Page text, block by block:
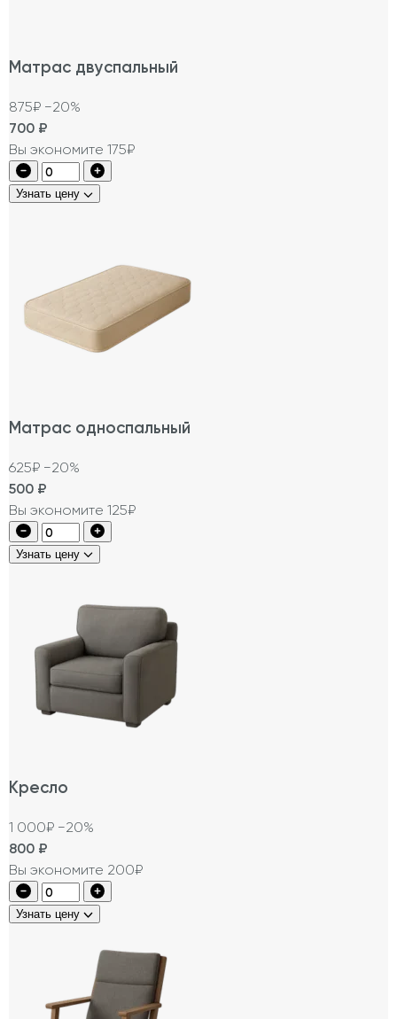
Матрас двуспальный
875₽ −20%
700 ₽
Вы экономите 175₽
Узнать цену
Матрас односпальный
625₽ −20%
500 ₽
Вы экономите 125₽
Узнать цену
Кресло
1 000₽ −20%
800 ₽
Вы экономите 200₽
Узнать цену